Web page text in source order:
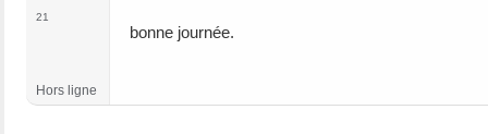
21
bonne journée.
Hors ligne